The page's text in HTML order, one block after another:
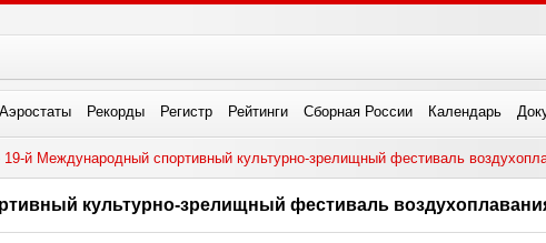
Аэростаты Рекорды Регистр Рейтинги Сборная России Календарь
19-й Международный спортивный культурно-зрелищный фестиваль
культурно-зрелищный фестиваль